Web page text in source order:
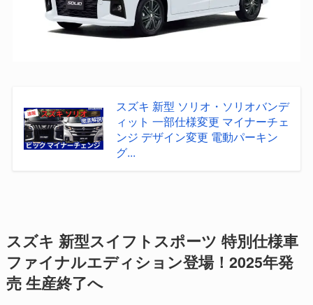
スズキ 新型 ソリオ・ソリオバンデ
ィット 一部仕様変更 マイナーチェ
ンジ デザイン変更 電動パーキン
グ...
スズキ 新型スイフトスポーツ 特別仕様車
ファイナルエディション登場！2025年発
売 生産終了へ